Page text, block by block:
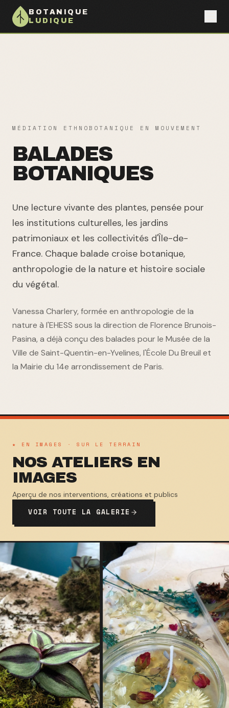
BOTANIQUE
LUDIQUE
MÉDIATION ETHNOBOTANIQUE EN MOUVEMENT
BALADES
BOTANIQUES
Une lecture vivante des plantes, pensée pour
les institutions culturelles, les jardins
patrimoniaux et les collectivités d'Île-de-
France. Chaque balade croise botanique,
anthropologie de la nature et histoire sociale
du végétal.
Vanessa Charlery, formée en anthropologie de la
nature à l'EHESS sous la direction de Florence Brunois-
Pasina, a déjà conçu des balades pour le Musée de la
Ville de Saint-Quentin-en-Yvelines, l'École Du Breuil et
la Mairie du 14e arrondissement de Paris.
★ EN IMAGES · SUR LE TERRAIN
NOS ATELIERS EN
IMAGES
Aperçu de nos interventions, créations et publics
VOIR TOUTE LA GALERIE